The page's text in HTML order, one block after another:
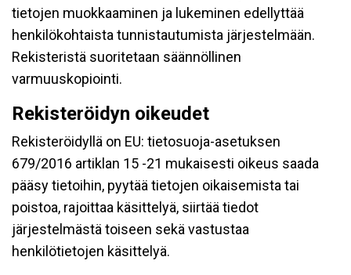
tietojen muokkaaminen ja lukeminen edellyttää
henkilökohtaista tunnistautumista järjestelmään.
Rekisteristä suoritetaan säännöllinen
varmuuskopiointi.
Rekisteröidyn oikeudet
Rekisteröidyllä on EU: tietosuoja-asetuksen
679/2016 artiklan 15 -21 mukaisesti oikeus saada
pääsy tietoihin, pyytää tietojen oikaisemista tai
poistoa, rajoittaa käsittelyä, siirtää tiedot
järjestelmästä toiseen sekä vastustaa
henkilötietojen käsittelyä.